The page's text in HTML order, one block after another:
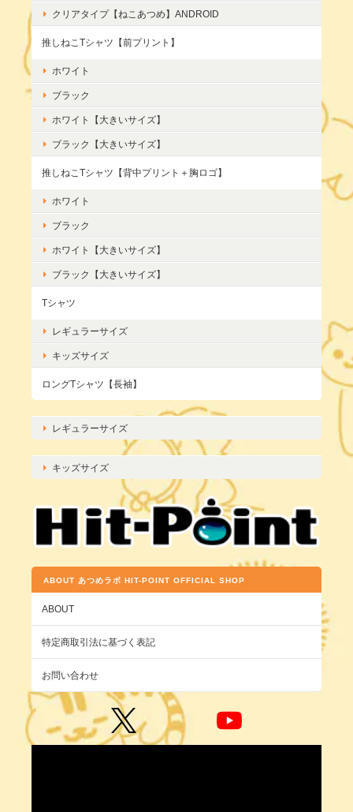
クリアタイプ【ねこあつめ】ANDROID
推しねこTシャツ【前プリント】
ホワイト
ブラック
ホワイト【大きいサイズ】
ブラック【大きいサイズ】
推しねこTシャツ【背中プリント＋胸ロゴ】
ホワイト
ブラック
ホワイト【大きいサイズ】
ブラック【大きいサイズ】
Tシャツ
レギュラーサイズ
キッズサイズ
ロングTシャツ【長袖】
レギュラーサイズ
キッズサイズ
ABOUT あつめラボ HIT-POINT OFFICIAL SHOP
ABOUT
特定商取引法に基づく表記
お問い合わせ